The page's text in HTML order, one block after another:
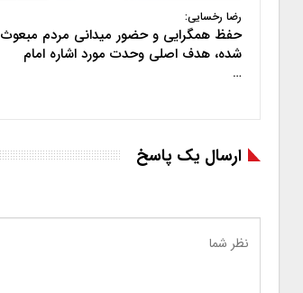
رضا رخسایی:
حفظ همگرایی و حضور میدانی مردم مبعوث
شده، هدف اصلی وحدت مورد اشاره امام
…
ارسال یک پاسخ